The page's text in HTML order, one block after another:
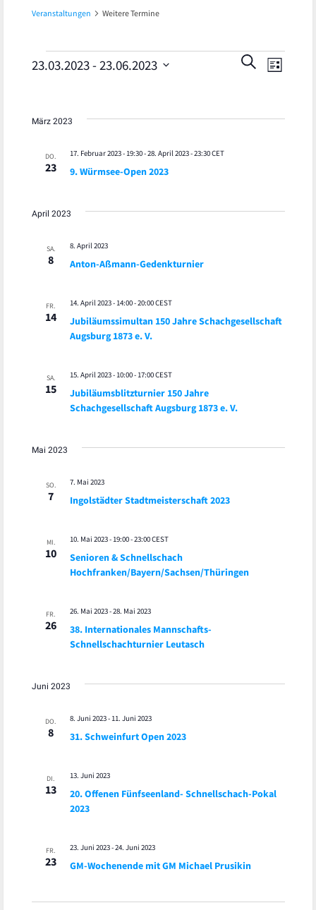
Veranstaltungen Weitere Termine
Veranstaltungen
und
SUCHE
LISTE
23.03.2023 - 23.06.2023
März 2023
DO.
23 9. Würmsee-Open 2023
17. Februar 2023 - 19:30-28. April 2023 - 23:30CET
April 2023
SA.
8 Anton-Aßmann-Gedenkturnier
8. April 2023
FR.
14
Jubiläumssimultan 150 Jahre Schachgesellschaft
Augsburg 1873 e. V.
14. April 2023 - 14:00-20:00CEST
SA.
15
Jubiläumsblitzturnier 150 Jahre
Schachgesellschaft Augsburg 1873 e. V.
15. April 2023 - 10:00- 17:00CEST
Mai 2023
SO.
7 Ingolstädter Stadtmeisterschaft 2023
7. Mai 2023
MI.
10
Senioren & Schnellschach
Hochfranken/Bayern/Sachsen/Thüringen
10. Mai 2023 - 19:00-23:00CEST
FR.
26
38. Internationales Mannschafts-
Schnellschachturnier Leutasch
26. Mai 2023-28. Mai 2023
Juni 2023
DO.
8 31. Schweinfurt Open 2023
8. Juni 2023- 11. Juni 2023
DI.
13
20. Offenen Fünfseenland- Schnellschach-Pokal
2023
13. Juni 2023
FR.
23 GM-Wochenende mit GM Michael Prusikin
23. Juni 2023-24. Juni 2023